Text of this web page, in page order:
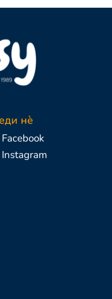
нè
Facebook
Instagram